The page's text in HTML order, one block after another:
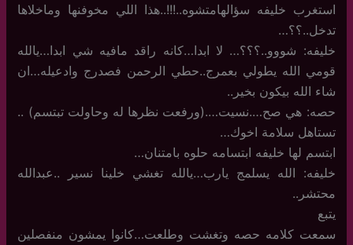
استغرب خليفه سؤالهامتشوه..!!!..هذا اللي مخوفنها وماخلاها
تدخل..؟؟…
خليفه: شووو..؟؟؟… لا ابدا…كانه راقد مافيه شي ابدا…يالله
قومي الله يطولي بعمرج..حطي الرحمن فصدرج وادعيله…ان
شاء الله بيكون بخير..
حصه: هي صح….نسيت….(ورفعت نظرها له وحاولت تبتسم) ..
تستاهل سلامة اخوك…
ابتسم لها خليفه ابتسامه حلوه بامتنان…
خليفه: الله يسلمج يارب…يالله تغشي خلينا نسير ..عبدالله
محتشر..
يتبع
سمعت كلامه حصه وتغشت وطلعت…كانوا يمشون منفصلين